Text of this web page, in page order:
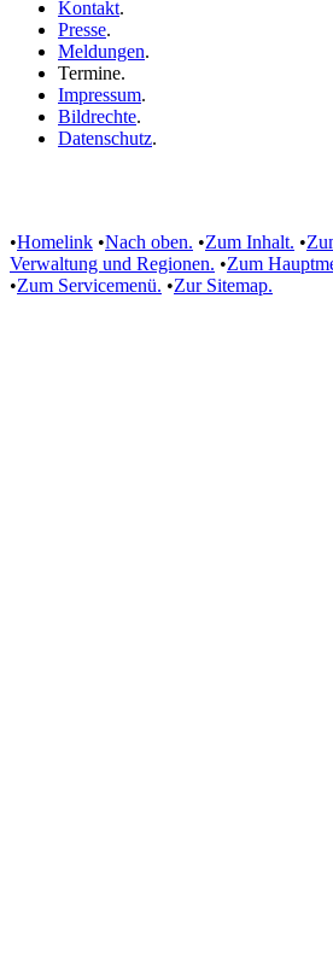
Kontakt.
Presse.
Meldungen.
Termine.
Impressum.
Bildrechte.
Datenschutz.
•Homelink •Nach oben. •Zum Inhalt. •
Verwaltung und Regionen. •Zum
•Zum Servicemenü. •Zur Sitemap.